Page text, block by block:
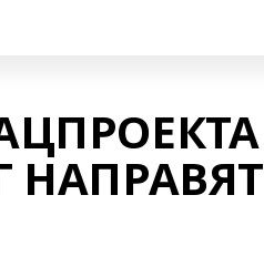
НАПРАВЯТ